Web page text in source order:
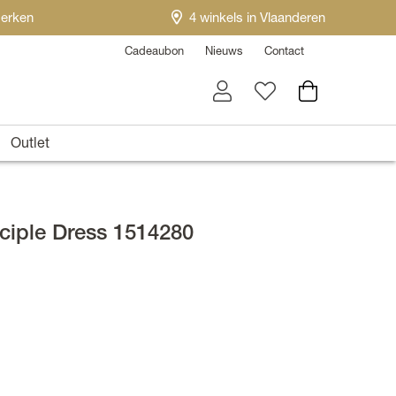
4 winkels in Vlaanderen
Cadeaubon Nieuws Contact
Outlet
Dress 1514280